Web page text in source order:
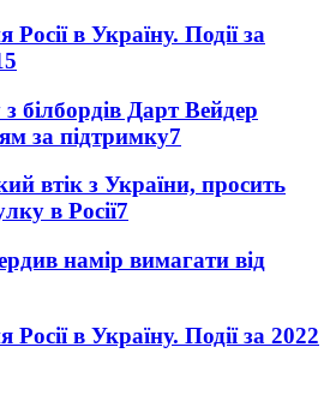
Росії в Україну. Події за
білбордів Дарт Вейдер
за підтримку7
втік з України, просить
в Росії7
намір вимагати від
Росії в Україну. Події за 2022